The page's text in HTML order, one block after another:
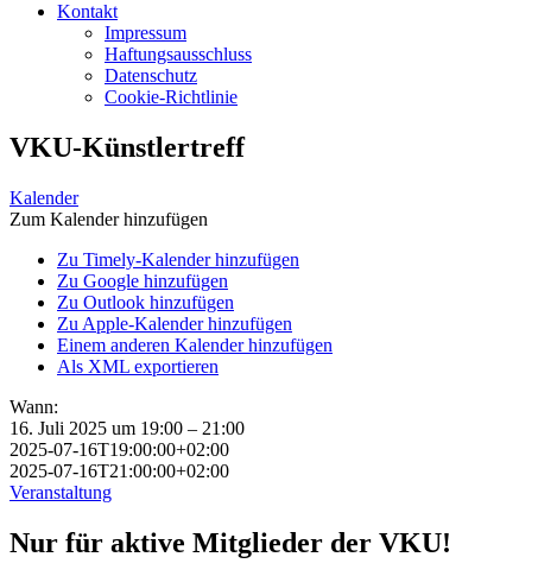
Kontakt
Impressum
Haftungsausschluss
Datenschutz
Cookie-Richtlinie
VKU-Künstlertreff
Kalender
Zum Kalender hinzufügen
Zu Timely-Kalender hinzufügen
Zu Google hinzufügen
Zu Outlook hinzufügen
Zu Apple-Kalender hinzufügen
Einem anderen Kalender hinzufügen
Als XML exportieren
Wann:
16. Juli 2025 um 19:00 – 21:00
2025-07-16T19:00:00+02:00
2025-07-16T21:00:00+02:00
Veranstaltung
Nur für aktive Mitglieder der VKU!